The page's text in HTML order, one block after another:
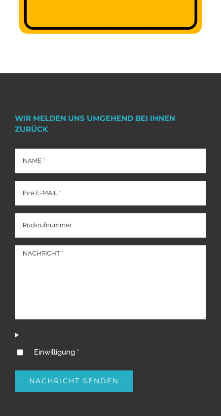
WIR MELDEN UNS UMGEHEND BEI IHNEN
ZURÜCK
Einwilligung *